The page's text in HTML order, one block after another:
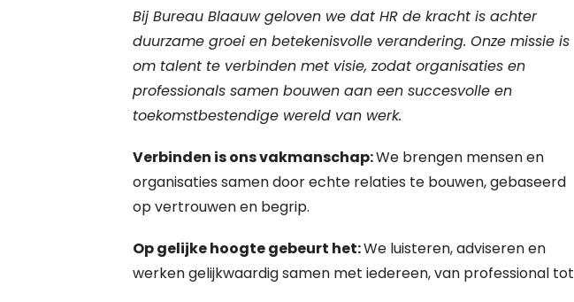
Bij Bureau Blaauw geloven we dat HR de kracht is achter
duurzame groei en betekenisvolle verandering. Onze missie is
om talent te verbinden met visie, zodat organisaties en
professionals samen bouwen aan een succesvolle en
toekomstbestendige wereld van werk.
Verbinden is ons vakmanschap:We brengen mensen en
organisaties samen door echte relaties te bouwen, gebaseerd
op vertrouwen en begrip.
Op gelijke hoogte gebeurt het:We luisteren, adviseren en
werken gelijkwaardig samen met iedereen, van professional tot